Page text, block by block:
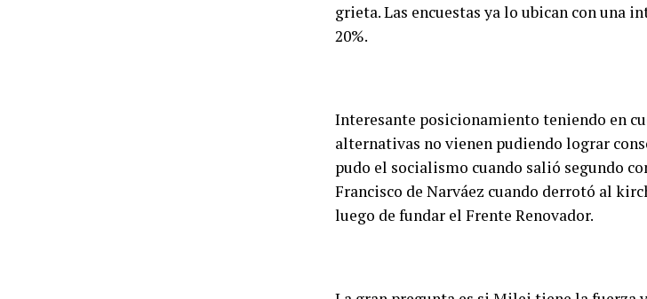
grieta. Las encuestas ya lo ubican con una
20%.
Interesante posicionamiento teniendo en
alternativas no vienen pudiendo lograr
pudo el socialismo cuando salió segundo
Francisco de Narváez cuando derrotó al
luego de fundar el Frente Renovador.